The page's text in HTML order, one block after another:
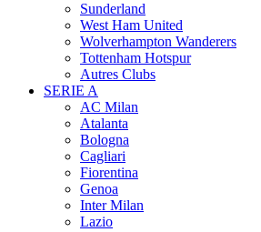
Sunderland
West Ham United
Wolverhampton Wanderers
Tottenham Hotspur
Autres Clubs
SERIE A
AC Milan
Atalanta
Bologna
Cagliari
Fiorentina
Genoa
Inter Milan
Lazio